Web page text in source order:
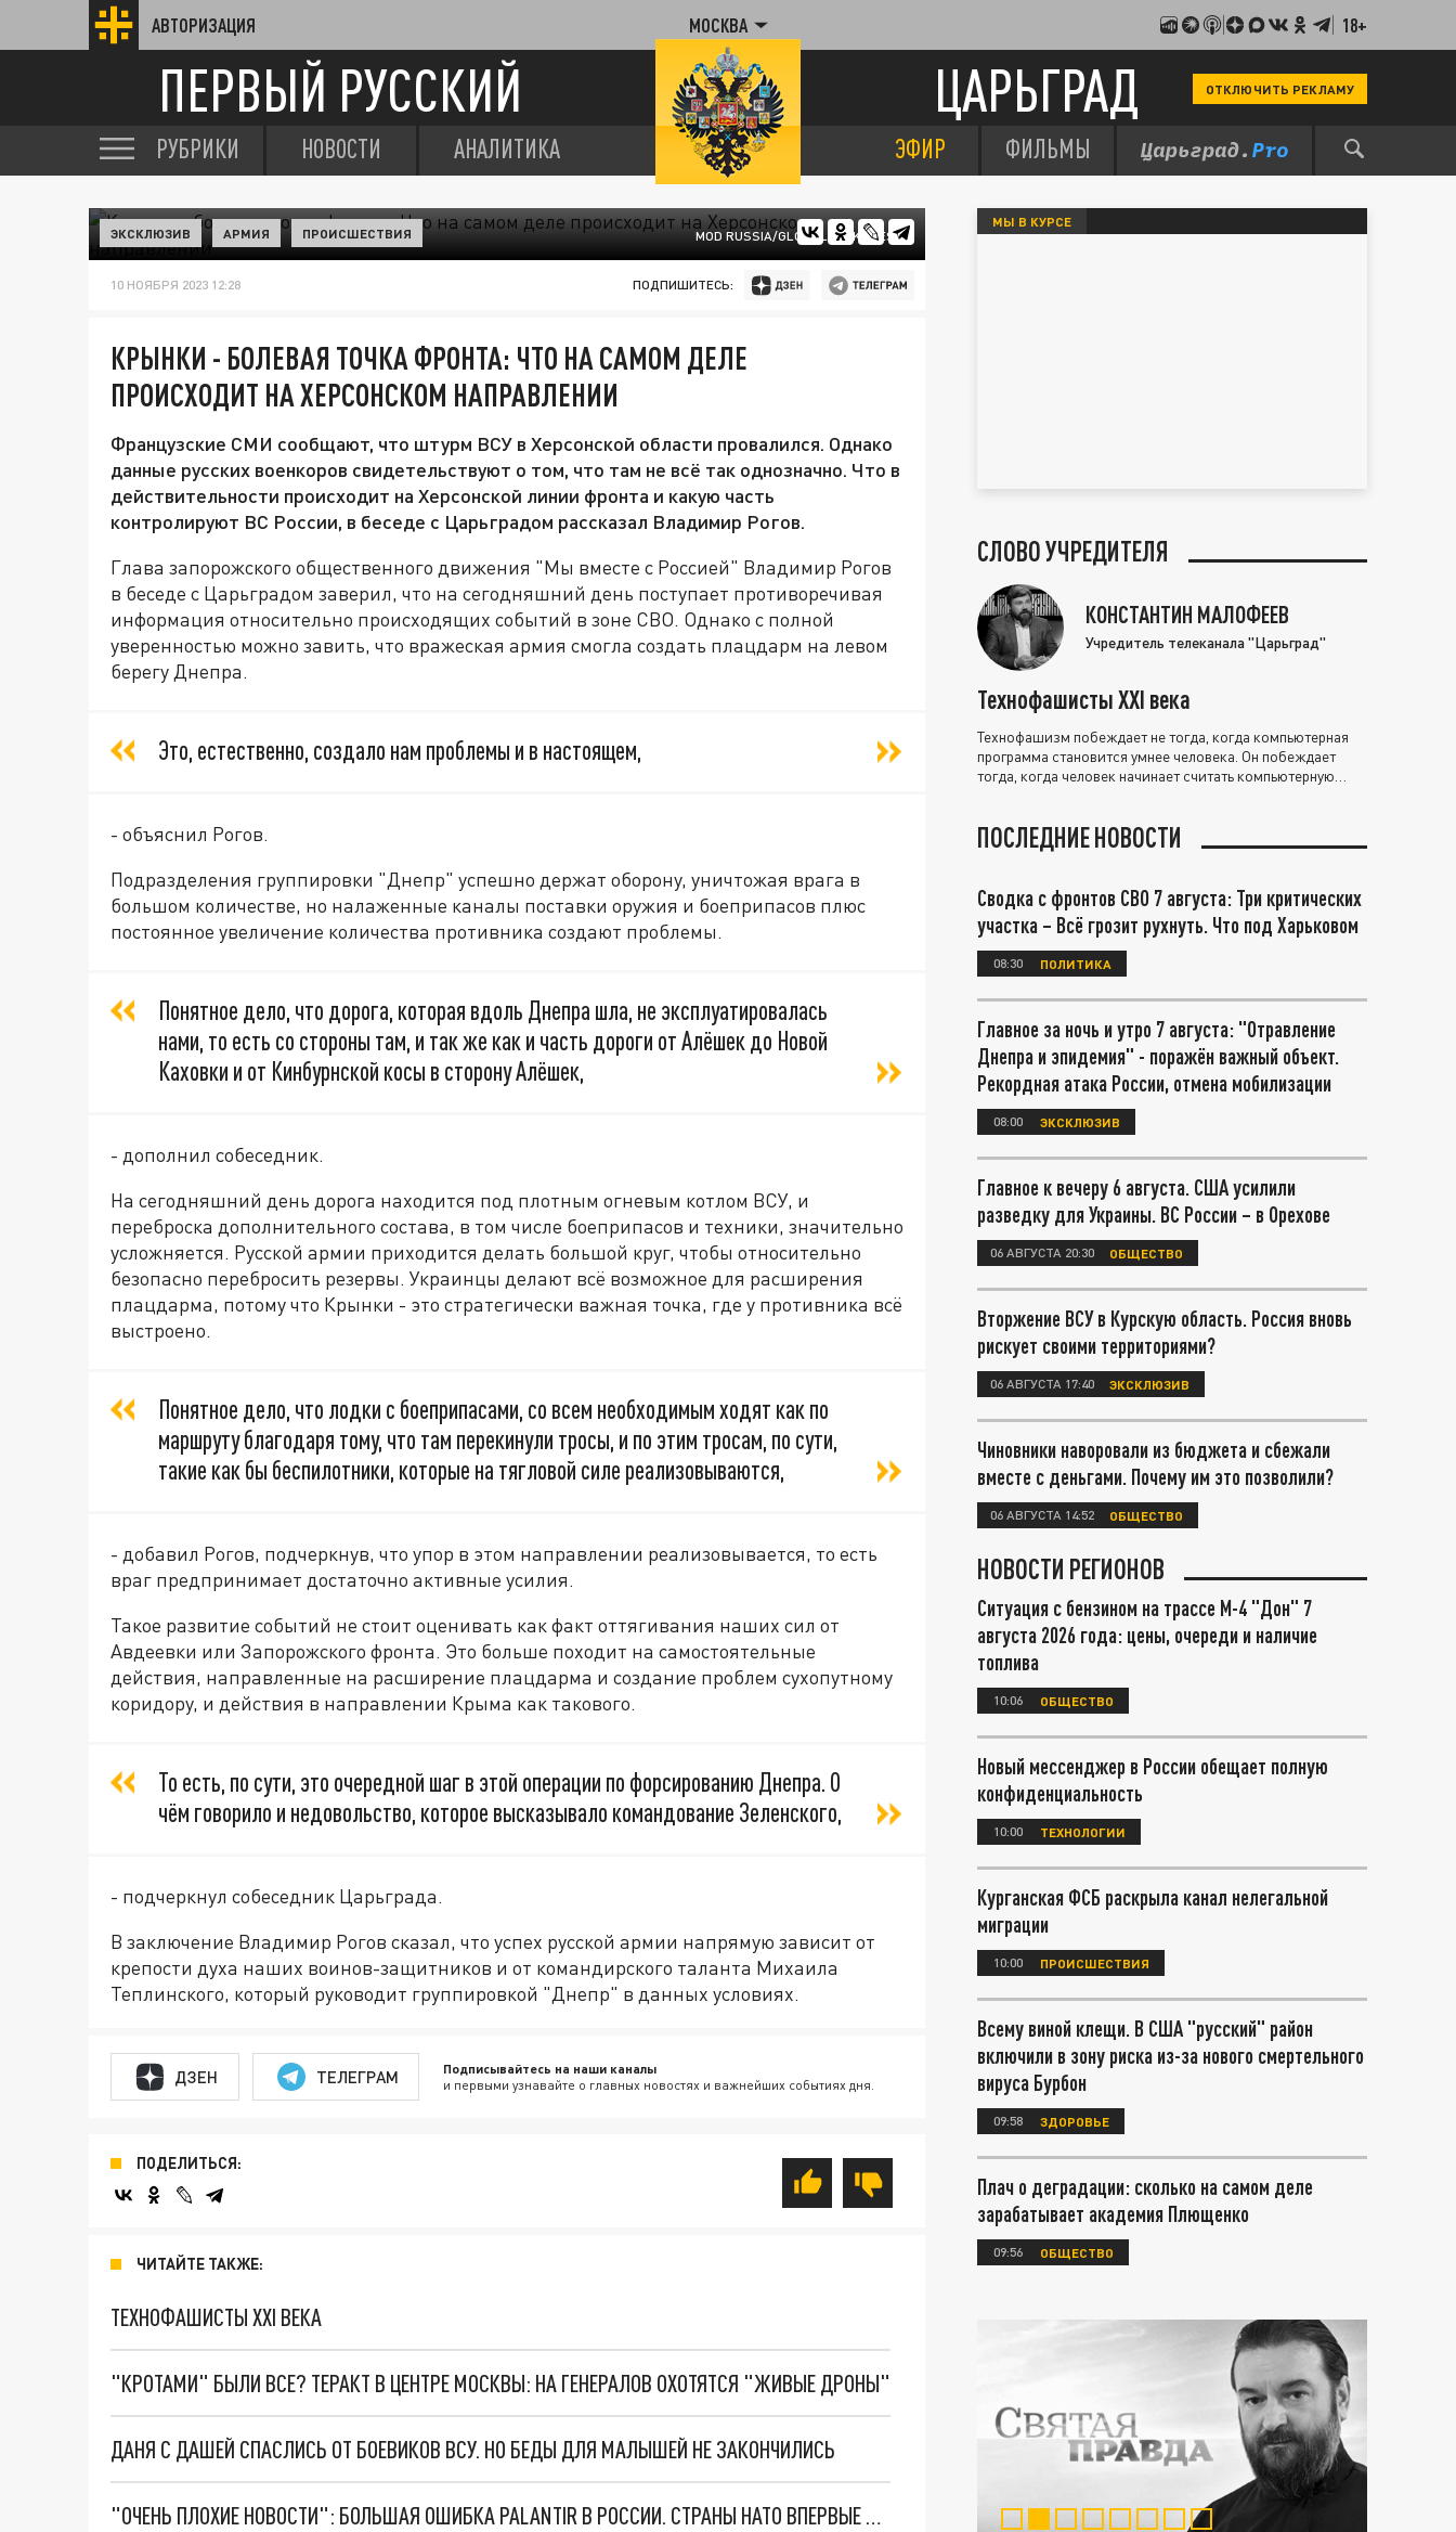
АВТОРИЗАЦИЯ МОСКВА 18+
ПЕРВЫЙ РУССКИЙ ЦАРЬГРАД ОТКЛЮЧИТЬ РЕКЛАМУ
РУБРИКИ НОВОСТИ АНАЛИТИКА ЭФИР ФИЛЬМЫ
MOD RUSSIA/GLOBALLOOKPRESS
ЭКСКЛЮЗИВ АРМИЯ ПРОИСШЕСТВИЯ
10 НОЯБРЯ 2023 12:28 ПОДПИШИТЕСЬ:
КРЫНКИ - БОЛЕВАЯ ТОЧКА ФРОНТА: ЧТО НА САМОМ ДЕЛЕ
ПРОИСХОДИТ НА ХЕРСОНСКОМ НАПРАВЛЕНИИ
Французские СМИ сообщают, что штурм ВСУ в Херсонской области провалился. Однако
данные русских военкоров свидетельствуют о том, что там не всё так однозначно. Что в
действительности происходит на Херсонской линии фронта и какую часть
контролируют ВС России, в беседе с Царьградом рассказал Владимир Рогов.
Глава запорожского общественного движения "Мы вместе с Россией" Владимир Рогов
в беседе с Царьградом заверил, что на сегодняшний день поступает противоречивая
информация относительно происходящих событий в зоне СВО. Однако с полной
уверенностью можно завить, что вражеская армия смогла создать плацдарм на левом
берегу Днепра.
Это, естественно, создало нам проблемы и в настоящем,
- объяснил Рогов.
Подразделения группировки "Днепр" успешно держат оборону, уничтожая врага в
большом количестве, но налаженные каналы поставки оружия и боеприпасов плюс
постоянное увеличение количества противника создают проблемы.
Понятное дело, что дорога, которая вдоль Днепра шла, не эксплуатировалась
нами, то есть со стороны там, и так же как и часть дороги от Алёшек до Новой
Каховки и от Кинбурнской косы в сторону Алёшек,
- дополнил собеседник.
На сегодняшний день дорога находится под плотным огневым котлом ВСУ, и
переброска дополнительного состава, в том числе боеприпасов и техники, значительно
усложняется. Русской армии приходится делать большой круг, чтобы относительно
безопасно перебросить резервы. Украинцы делают всё возможное для расширения
плацдарма, потому что Крынки - это стратегически важная точка, где у противника всё
выстроено.
Понятное дело, что лодки с боеприпасами, со всем необходимым ходят как по
маршруту благодаря тому, что там перекинули тросы, и по этим тросам, по сути,
такие как бы беспилотники, которые на тягловой силе реализовываются,
- добавил Рогов, подчеркнув, что упор в этом направлении реализовывается, то есть
враг предпринимает достаточно активные усилия.
Такое развитие событий не стоит оценивать как факт оттягивания наших сил от
Авдеевки или Запорожского фронта. Это больше походит на самостоятельные
действия, направленные на расширение плацдарма и создание проблем сухопутному
коридору, и действия в направлении Крыма как такового.
То есть, по сути, это очередной шаг в этой операции по форсированию Днепра. О
чём говорило и недовольство, которое высказывало командование Зеленского,
- подчеркнул собеседник Царьграда.
В заключение Владимир Рогов сказал, что успех русской армии напрямую зависит от
крепости духа наших воинов-защитников и от командирского таланта Михаила
Теплинского, который руководит группировкой "Днепр" в данных условиях.
ДЗЕН ТЕЛЕГРАМ Подписывайтесь на наши каналы
и первыми узнавайте о главных новостях и важнейших событиях дня.
ПОДЕЛИТЬСЯ:
ЧИТАЙТЕ ТАКЖЕ:
ТЕХНОФАШИСТЫ XXI ВЕКА
"КРОТАМИ" БЫЛИ ВСЕ? ТЕРАКТ В ЦЕНТРЕ МОСКВЫ: НА ГЕНЕРАЛОВ ОХОТЯТСЯ "ЖИВЫЕ ДРОНЫ"
ДАНЯ С ДАШЕЙ СПАСЛИСЬ ОТ БОЕВИКОВ ВСУ. НО БЕДЫ ДЛЯ МАЛЫШЕЙ НЕ ЗАКОНЧИЛИСЬ
"ОЧЕНЬ ПЛОХИЕ НОВОСТИ": БОЛЬШАЯ ОШИБКА PALANTIR В РОССИИ. СТРАНЫ НАТО ВПЕРВЫЕ ЗА СВО ОСТАНОВИЛИ ПОСТАВКИ ОРУЖИЯ. ВСУ ТЕРЯЮТ ПРИГРАНИЧЬЕ?
МЫ В КУРСЕ
СЛОВО УЧРЕДИТЕЛЯ
КОНСТАНТИН МАЛОФЕЕВ
Учредитель телеканала "Царьград"
Технофашисты XXI века
Технофашизм побеждает не тогда, когда компьютерная
программа становится умнее человека. Он побеждает
тогда, когда человек начинает считать компьютерную
ПОСЛЕДНИЕ НОВОСТИ
Сводка с фронтов СВО 7 августа: Три критических
участка – Всё грозит рухнуть. Что под Харьковом
08:30 ПОЛИТИКА
Главное за ночь и утро 7 августа: "Отравление
Днепра и эпидемия" - поражён важный объект.
Рекордная атака России, отмена мобилизации
08:00 ЭКСКЛЮЗИВ
Главное к вечеру 6 августа. США усилили
разведку для Украины. ВС России – в Орехове
06 АВГУСТА 20:30 ОБЩЕСТВО
Вторжение ВСУ в Курскую область. Россия вновь
рискует своими территориями?
06 АВГУСТА 17:40 ЭКСКЛЮЗИВ
Чиновники наворовали из бюджета и сбежали
вместе с деньгами. Почему им это позволили?
06 АВГУСТА 14:52 ОБЩЕСТВО
НОВОСТИ РЕГИОНОВ
Ситуация с бензином на трассе М-4 "Дон" 7
августа 2026 года: цены, очереди и наличие
топлива
10:06 ОБЩЕСТВО
Новый мессенджер в России обещает полную
конфиденциальность
10:00 ТЕХНОЛОГИИ
Курганская ФСБ раскрыла канал нелегальной
миграции
10:00 ПРОИСШЕСТВИЯ
Всему виной клещи. В США "русский" район
включили в зону риска из-за нового смертельного
вируса Бурбон
09:58 ЗДОРОВЬЕ
Плач о деградации: сколько на самом деле
зарабатывает академия Плющенко
09:56 ОБЩЕСТВО